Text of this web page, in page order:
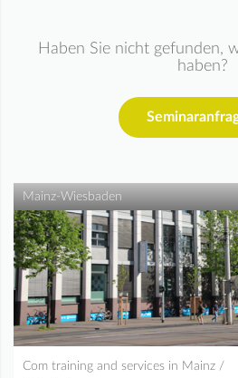
Haben Sie nicht gefunden,
haben?
Mainz-Wiesbaden
Com training and services in Mainz /